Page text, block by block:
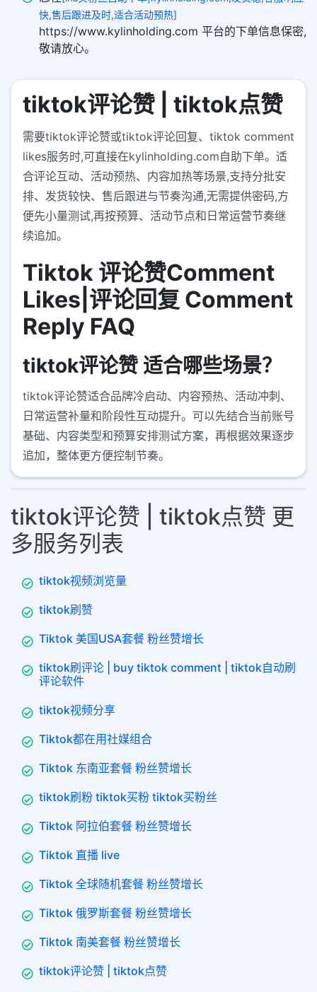
快,售后跟进及时,适合活动预热]
https://www.kylinholding.com 平台的下单信息保密,
敬请放心。
tiktok评论赞 | tiktok点赞
需要tiktok评论赞或tiktok评论回复、tiktok comment
likes服务时,可直接在kylinholding.com自助下单。适
合评论互动、活动预热、内容加热等场景,支持分批安
排、发货较快、售后跟进与节奏沟通,无需提供密码,方
便先小量测试,再按预算、活动节点和日常运营节奏继
续追加。
Tiktok 评论赞Comment
Likes|评论回复 Comment
Reply FAQ
tiktok评论赞 适合哪些场景？
tiktok评论赞适合品牌冷启动、内容预热、活动冲刺、
日常运营补量和阶段性互动提升。可以先结合当前账号
基础、内容类型和预算安排测试方案，再根据效果逐步
追加，整体更方便控制节奏。
tiktok评论赞 | tiktok点赞 更
多服务列表
tiktok视频浏览量
tiktok刷赞
Tiktok 美国USA套餐 粉丝赞增长
tiktok刷评论 | buy tiktok comment | tiktok自动刷
评论软件
tiktok视频分享
Tiktok都在用社媒组合
Tiktok 东南亚套餐 粉丝赞增长
tiktok刷粉 tiktok买粉 tiktok买粉丝
Tiktok 阿拉伯套餐 粉丝赞增长
Tiktok 直播 live
Tiktok 全球随机套餐 粉丝赞增长
Tiktok 俄罗斯套餐 粉丝赞增长
Tiktok 南美套餐 粉丝赞增长
tiktok评论赞 | tiktok点赞